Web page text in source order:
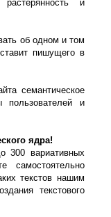
и
об одном и том
пишущего в
семантическое
и
ядра!
300 вариативных
самостоятельно
текстов нашим
текстового